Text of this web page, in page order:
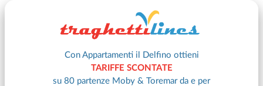
Con Appartamenti il Delfino ottieni
TARIFFE SCONTATE
su 80 partenze Moby & Toremar da e per